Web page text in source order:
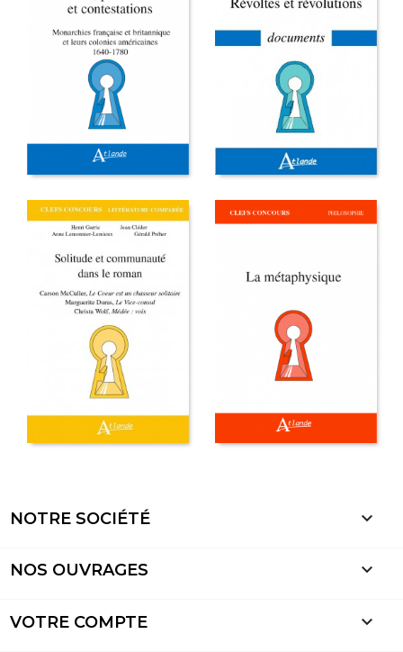
NOTRE SOCIÉTÉ 
NOS OUVRAGES 
VOTRE COMPTE 